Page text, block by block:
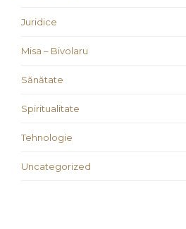
Juridice
Misa – Bivolaru
Sănătate
Spiritualitate
Tehnologie
Uncategorized